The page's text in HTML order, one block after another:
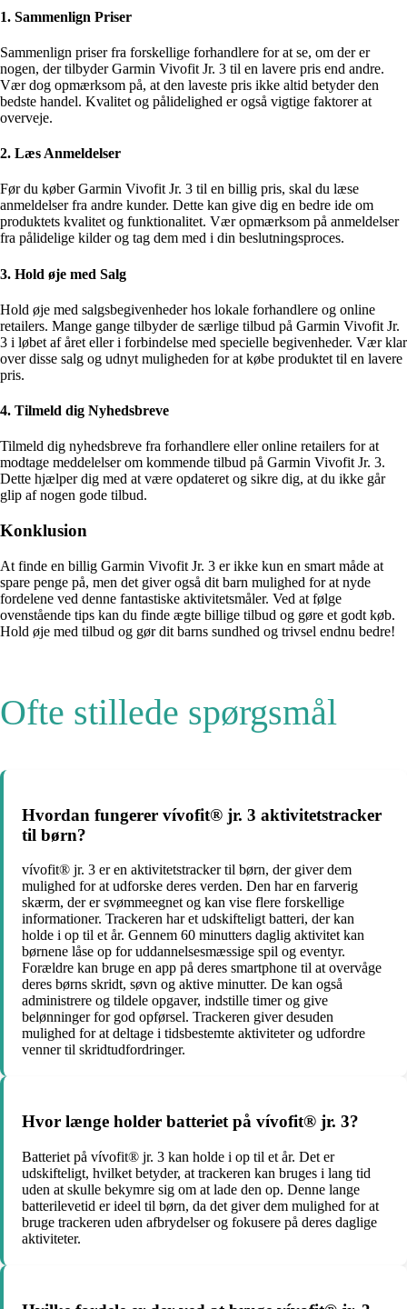
1. Sammenlign Priser
Sammenlign priser fra forskellige forhandlere for at se, om der er
nogen, der tilbyder Garmin Vivofit Jr. 3 til en lavere pris end andre.
Vær dog opmærksom på, at den laveste pris ikke altid betyder den
bedste handel. Kvalitet og pålidelighed er også vigtige faktorer at
overveje.
2. Læs Anmeldelser
Før du køber Garmin Vivofit Jr. 3 til en billig pris, skal du læse
anmeldelser fra andre kunder. Dette kan give dig en bedre ide om
produktets kvalitet og funktionalitet. Vær opmærksom på anmeldelser
fra pålidelige kilder og tag dem med i din beslutningsproces.
3. Hold øje med Salg
Hold øje med salgsbegivenheder hos lokale forhandlere og online
retailers. Mange gange tilbyder de særlige tilbud på Garmin Vivofit Jr.
3 i løbet af året eller i forbindelse med specielle begivenheder. Vær klar
over disse salg og udnyt muligheden for at købe produktet til en lavere
pris.
4. Tilmeld dig Nyhedsbreve
Tilmeld dig nyhedsbreve fra forhandlere eller online retailers for at
modtage meddelelser om kommende tilbud på Garmin Vivofit Jr. 3.
Dette hjælper dig med at være opdateret og sikre dig, at du ikke går
glip af nogen gode tilbud.
Konklusion
At finde en billig Garmin Vivofit Jr. 3 er ikke kun en smart måde at
spare penge på, men det giver også dit barn mulighed for at nyde
fordelene ved denne fantastiske aktivitetsmåler. Ved at følge
ovenstående tips kan du finde ægte billige tilbud og gøre et godt køb.
Hold øje med tilbud og gør dit barns sundhed og trivsel endnu bedre!
Ofte stillede spørgsmål
Hvordan fungerer vívofit® jr. 3 aktivitetstracker
til børn?
vívofit® jr. 3 er en aktivitetstracker til børn, der giver dem
mulighed for at udforske deres verden. Den har en farverig
skærm, der er svømmeegnet og kan vise flere forskellige
informationer. Trackeren har et udskifteligt batteri, der kan
holde i op til et år. Gennem 60 minutters daglig aktivitet kan
børnene låse op for uddannelsesmæssige spil og eventyr.
Forældre kan bruge en app på deres smartphone til at overvåge
deres børns skridt, søvn og aktive minutter. De kan også
administrere og tildele opgaver, indstille timer og give
belønninger for god opførsel. Trackeren giver desuden
mulighed for at deltage i tidsbestemte aktiviteter og udfordre
venner til skridtudfordringer.
Hvor længe holder batteriet på vívofit® jr. 3?
Batteriet på vívofit® jr. 3 kan holde i op til et år. Det er
udskifteligt, hvilket betyder, at trackeren kan bruges i lang tid
uden at skulle bekymre sig om at lade den op. Denne lange
batterilevetid er ideel til børn, da det giver dem mulighed for at
bruge trackeren uden afbrydelser og fokusere på deres daglige
aktiviteter.